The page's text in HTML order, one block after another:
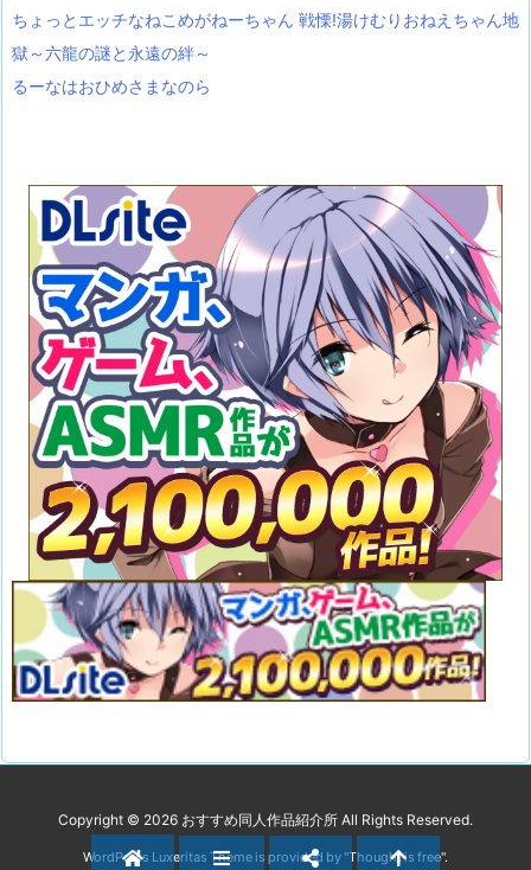
ちょっとエッチなねこめがねーちゃん 戦慄!湯けむりおねえちゃん地
獄～六龍の謎と永遠の絆～
るーなはおひめさまなのら
Copyright © 2026 おすすめ同人作品紹介所 All Rights Reserved.
WordPress Luxeritas Theme is provided by "Thought is free".